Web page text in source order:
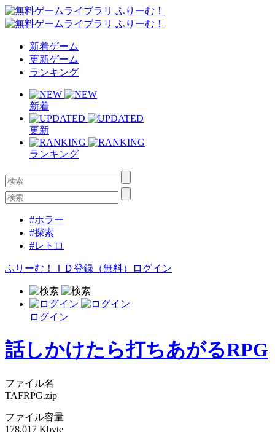
新着ゲーム
更新ゲーム
ランキング
新着
更新
ランキング
#ホラー
#探索
#レトロ
ふりーむ！ＩＤ登録（無料） ログイン
ログイン
話しかけたら打ちあがるRPG
ファイル名
TAFRPG.zip
ファイル容量
178,017 Kbyte